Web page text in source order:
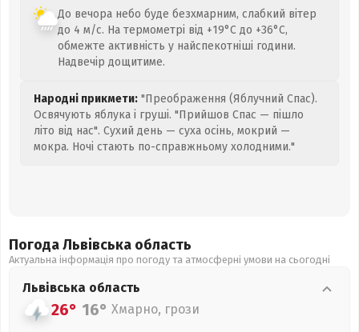
До вечора небо буде безхмарним, слабкий вітер
до 4 м/с. На термометрі від +19°C до +36°C,
обмежте активність у найспекотніші години.
Надвечір дощитиме.
Народні прикмети: "Преображення (Яблучний Спас).
Освячують яблука і груші. "Прийшов Спас — пішло
літо від нас". Сухий день — суха осінь, мокрий —
мокра. Ночі стають по-справжньому холодними."
Погода Львівська область
Актуальна інформація про погоду та атмосферні умови на сьогодні
Львівська область
26° 16° Хмарно, грози